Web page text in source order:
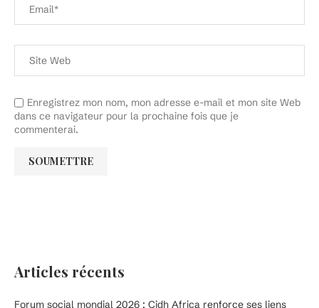
Enregistrez mon nom, mon adresse e-mail et mon site Web
dans ce navigateur pour la prochaine fois que je
commenterai.
Articles récents
Forum social mondial 2026 : Cidh Africa renforce ses liens